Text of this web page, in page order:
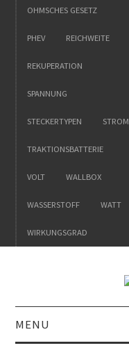
OHMSCHES GESETZ
PHEV REICHWEITE
REKUPERATION
SPANNUNG
STECKERTYPEN STROM
TRAKTIONSBATTERIE
VOLT WALLBOX
WASSERSTOFF WATT
WIRKUNGSGRAD
MENU